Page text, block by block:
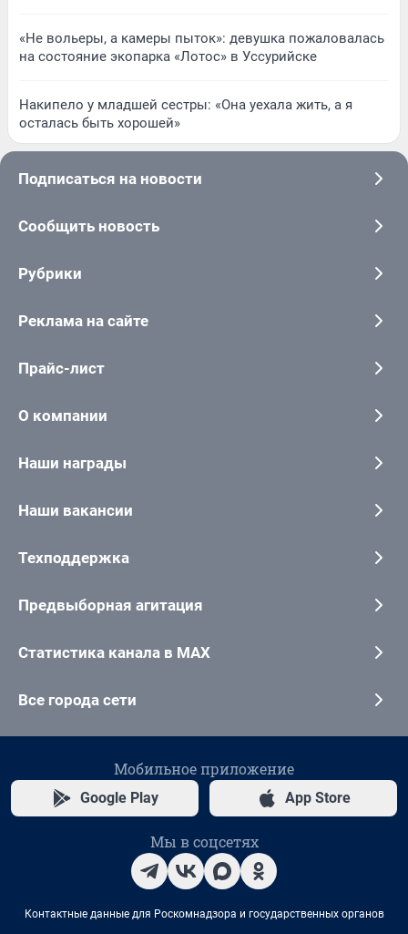
«Не вольеры, а камеры пыток»: девушка пожаловалась
на состояние экопарка «Лотос» в Уссурийске
Накипело у младшей сестры: «Она уехала жить, а я
осталась быть хорошей»
Подписаться на новости
Сообщить новость
Рубрики
Реклама на сайте
Прайс-лист
О компании
Наши награды
Наши вакансии
Техподдержка
Предвыборная агитация
Статистика канала в MAX
Все города сети
Мобильное приложение
Google Play App Store
Мы в соцсетях
Контактные данные для Роскомнадзора и государственных органов